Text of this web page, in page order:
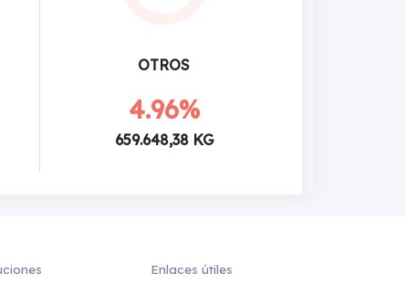
OTROS
4.96%
659.648,38 KG
Enlaces útiles